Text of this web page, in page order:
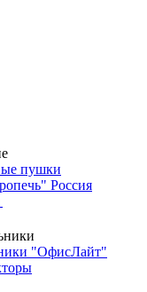
пушки
Россия
"ОфисЛайт"